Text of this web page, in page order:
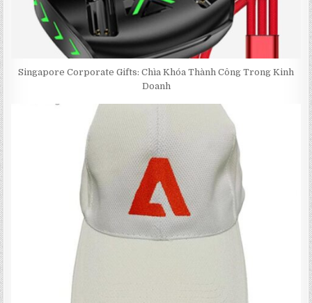
Singapore Corporate Gifts: Chìa Khóa Thành Công Trong Kinh
Doanh